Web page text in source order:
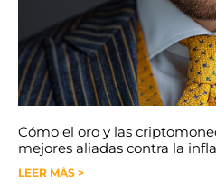
Cómo el oro y las
mejores aliadas contra la
LEER MÁS >